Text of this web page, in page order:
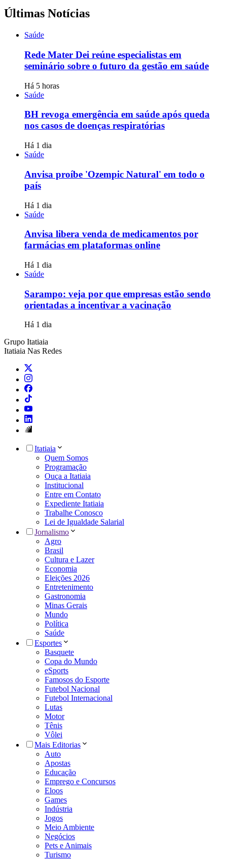
Últimas Notícias
Saúde
Rede Mater Dei reúne especialistas em
seminário sobre o futuro da gestão em saúde
Há 5 horas
Saúde
BH revoga emergência em saúde após queda
nos casos de doenças respiratórias
Há 1 dia
Saúde
Anvisa proíbe 'Ozempic Natural' em todo o
país
Há 1 dia
Saúde
Anvisa libera venda de medicamentos por
farmácias em plataformas online
Há 1 dia
Saúde
Sarampo: veja por que empresas estão sendo
orientadas a incentivar a vacinação
Há 1 dia
Grupo Itatiaia
Itatiaia Nas Redes
Itatiaia
Quem Somos
Programação
Ouça a Itatiaia
Institucional
Entre em Contato
Expediente Itatiaia
Trabalhe Conosco
Lei de Igualdade Salarial
Jornalismo
Agro
Brasil
Cultura e Lazer
Economia
Eleições 2026
Entretenimento
Gastronomia
Minas Gerais
Mundo
Política
Saúde
Esportes
Basquete
Copa do Mundo
eSports
Famosos do Esporte
Futebol Nacional
Futebol Internacional
Lutas
Motor
Tênis
Vôlei
Mais Editorias
Auto
Apostas
Educação
Emprego e Concursos
Eloos
Games
Indústria
Jogos
Meio Ambiente
Negócios
Pets e Animais
Turismo